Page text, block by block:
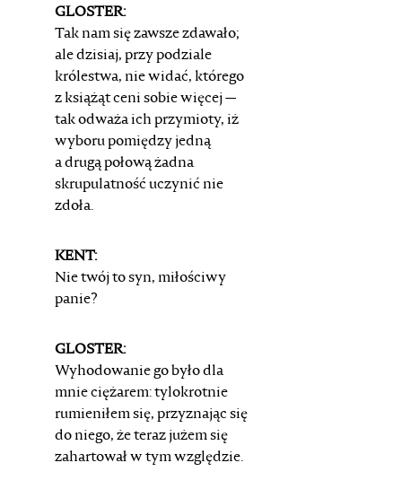
GLOSTER:
Tak nam się zawsze zdawało;
ale dzisiaj, przy podziale
królestwa, nie widać, którego
z książątceni sobie więcej —
tak odważa ich przymioty, iż
wyborupomiędzy jedną
a drugą połową żadna
skrupulatność uczynić nie
zdoła.
KENT:
Nie twój to syn, miłościwy
panie?
GLOSTER:
Wyhodowanie go było dla
mnie ciężarem:tylokrotnie
rumieniłem się, przyznając się
do niego, że teraz jużem się
zahartował w tym względzie.